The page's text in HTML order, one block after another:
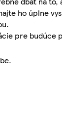
ho úplne
pre budúce